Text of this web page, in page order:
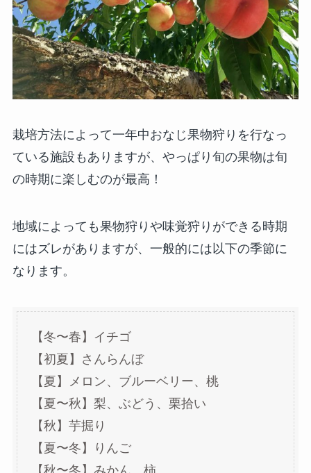
栽培方法によって一年中おなじ果物狩りを行なっ
ている施設もありますが、やっぱり旬の果物は旬
の時期に楽しむのが最高！
地域によっても果物狩りや味覚狩りができる時期
にはズレがありますが、一般的には以下の季節に
なります。
【冬〜春】イチゴ
【初夏】さんらんぼ
【夏】メロン、ブルーベリー、桃
【夏〜秋】梨、ぶどう、栗拾い
【秋】芋掘り
【夏〜冬】りんご